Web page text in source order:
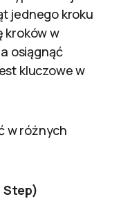
jednego kroku
kroków w
osiągnąć
kluczowe w
w różnych
Step)